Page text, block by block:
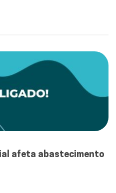
afeta abastecimento